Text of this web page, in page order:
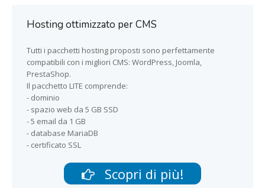
Hosting ottimizzato per CMS
Tutti i pacchetti hosting proposti sono perfettamente
compatibili con i migliori CMS: WordPress, Joomla,
PrestaShop.
Il pacchetto LITE comprende:
- dominio
- spazio web da 5 GB SSD
- 5 email da 1 GB
- database MariaDB
- certificato SSL
Scopri di più!